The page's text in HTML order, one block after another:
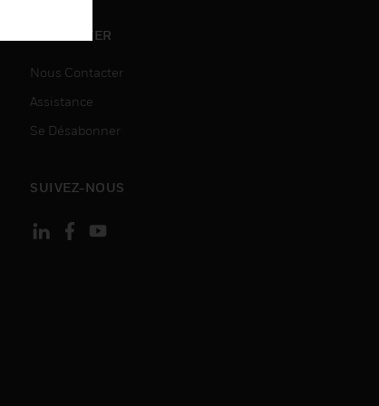
CONTACTER
Nous Contacter
Assistance
Se Désabonner
SUIVEZ-NOUS